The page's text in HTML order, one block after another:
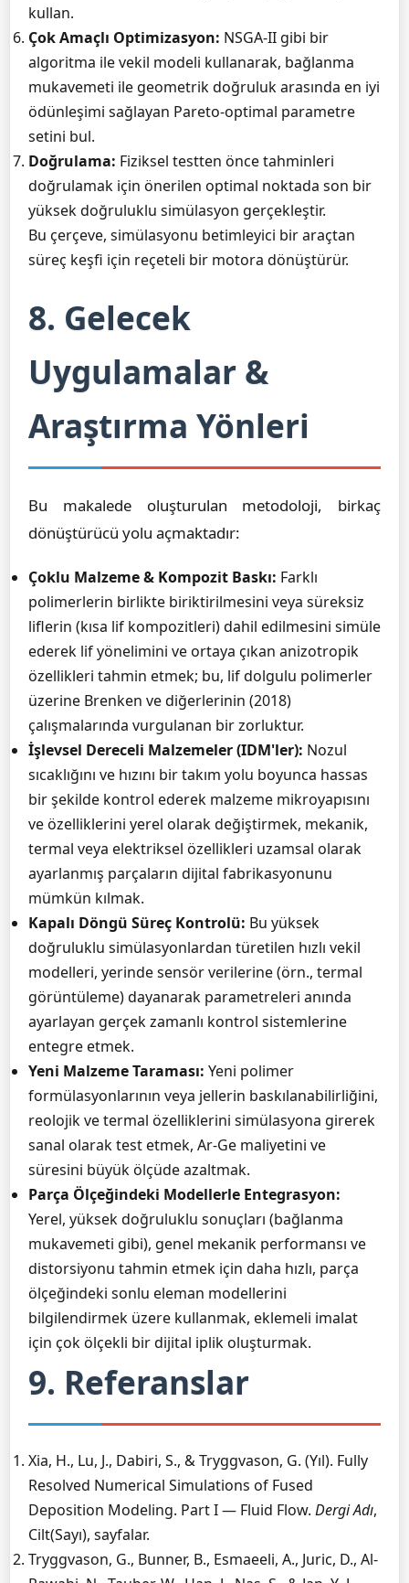
kullan.
Çok Amaçlı Optimizasyon: NSGA-II gibi bir
algoritma ile vekil modeli kullanarak, bağlanma
mukavemeti ile geometrik doğruluk arasında en iyi
ödünleşimi sağlayan Pareto-optimal parametre
setini bul.
Doğrulama: Fiziksel testten önce tahminleri
doğrulamak için önerilen optimal noktada son bir
yüksek doğruluklu simülasyon gerçekleştir.
Bu çerçeve, simülasyonu betimleyici bir araçtan
süreç keşfi için reçeteli bir motora dönüştürür.
8. Gelecek
Uygulamalar &
Araştırma Yönleri
Bu makalede oluşturulan metodoloji, birkaç
dönüştürücü yolu açmaktadır:
Çoklu Malzeme & Kompozit Baskı: Farklı
polimerlerin birlikte biriktirilmesini veya süreksiz
liflerin (kısa lif kompozitleri) dahil edilmesini simüle
ederek lif yönelimini ve ortaya çıkan anizotropik
özellikleri tahmin etmek; bu, lif dolgulu polimerler
üzerine Brenken ve diğerlerinin (2018)
çalışmalarında vurgulanan bir zorluktur.
İşlevsel Dereceli Malzemeler (IDM'ler): Nozul
sıcaklığını ve hızını bir takım yolu boyunca hassas
bir şekilde kontrol ederek malzeme mikroyapısını
ve özelliklerini yerel olarak değiştirmek, mekanik,
termal veya elektriksel özellikleri uzamsal olarak
ayarlanmış parçaların dijital fabrikasyonunu
mümkün kılmak.
Kapalı Döngü Süreç Kontrolü: Bu yüksek
doğruluklu simülasyonlardan türetilen hızlı vekil
modelleri, yerinde sensör verilerine (örn., termal
görüntüleme) dayanarak parametreleri anında
ayarlayan gerçek zamanlı kontrol sistemlerine
entegre etmek.
Yeni Malzeme Taraması: Yeni polimer
formülasyonlarının veya jellerin baskılanabilirliğini,
reolojik ve termal özelliklerini simülasyona girerek
sanal olarak test etmek, Ar-Ge maliyetini ve
süresini büyük ölçüde azaltmak.
Parça Ölçeğindeki Modellerle Entegrasyon:
Yerel, yüksek doğruluklu sonuçları (bağlanma
mukavemeti gibi), genel mekanik performansı ve
distorsiyonu tahmin etmek için daha hızlı, parça
ölçeğindeki sonlu eleman modellerini
bilgilendirmek üzere kullanmak, eklemeli imalat
için çok ölçekli bir dijital iplik oluşturmak.
9. Referanslar
Xia, H., Lu, J., Dabiri, S., & Tryggvason, G. (Yıl). Fully
Resolved Numerical Simulations of Fused
Deposition Modeling. Part I — Fluid Flow. Dergi Adı,
Cilt(Sayı), sayfalar.
Tryggvason, G., Bunner, B., Esmaeeli, A., Juric, D., Al-